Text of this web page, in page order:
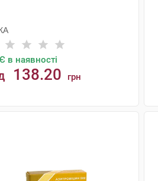
Є в наявності
138.20 грн